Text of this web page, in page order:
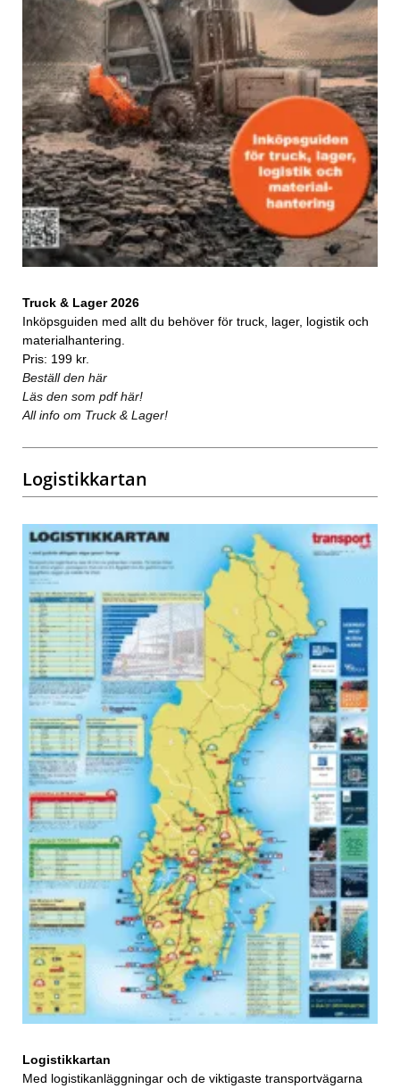
Truck & Lager 2026
Inköpsguiden med allt du behöver för truck, lager, logistik och
materialhantering.
Pris: 199 kr.
Beställ den här
Läs den som pdf här!
All info om Truck & Lager!
Logistikkartan
Logistikkartan
Med logistikanläggningar och de viktigaste transportvägarna